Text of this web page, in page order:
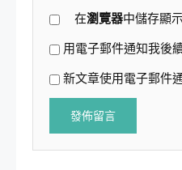
在瀏覽器中儲存顯
用電子郵件通知我後
新文章使用電子郵件